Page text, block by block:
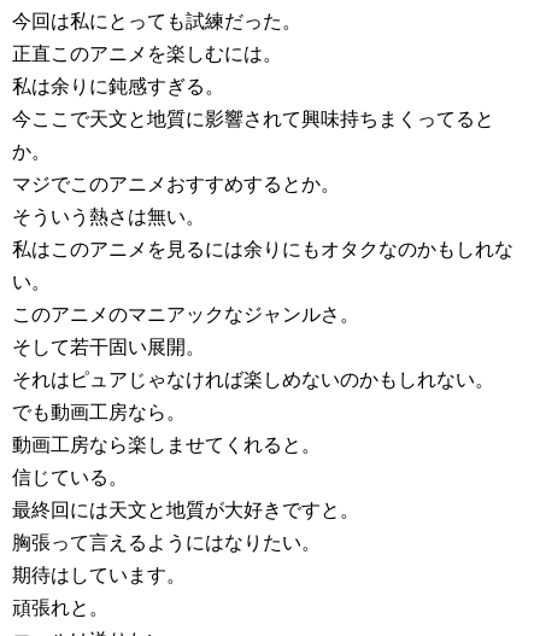
今回は私にとっても試練だった。
正直このアニメを楽しむには。
私は余りに鈍感すぎる。
今ここで天文と地質に影響されて興味持ちまくってると
か。
マジでこのアニメおすすめするとか。
そういう熱さは無い。
私はこのアニメを見るには余りにもオタクなのかもしれな
い。
このアニメのマニアックなジャンルさ。
そして若干固い展開。
それはピュアじゃなければ楽しめないのかもしれない。
でも動画工房なら。
動画工房なら楽しませてくれると。
信じている。
最終回には天文と地質が大好きですと。
胸張って言えるようにはなりたい。
期待はしています。
頑張れと。